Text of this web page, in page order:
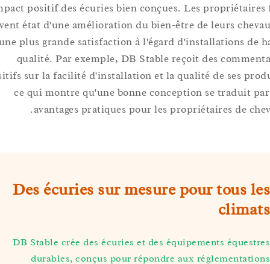
l'impact positif des écuries bien conçues. Les
souvent état d'une amélioration du bien-être de leurs
d'une plus grande satisfaction à l'égard d'installations
qualité. Par exemple, DB Stable reçoit des
positifs sur la facilité d'installation et la qualité de ses
ce qui montre qu'une bonne conception se
avantages pratiques pour les propriétaires de
Des écuries sur mesure pour tous
DB Stable crée des écuries et des équipements
durables, conçus pour répondre aux